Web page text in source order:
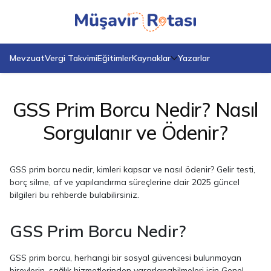
MevzuatVergi TakvimiEğitimlerKaynaklar Yazarlar
GSS Prim Borcu Nedir? Nasıl Sorgulanır ve Ödenir?
GSS Prim Borcu Nedir? Nasıl
Sorgulanır ve Ödenir?
GSS prim borcu nedir, kimleri kapsar ve nasıl ödenir? Gelir testi,
borç silme, af ve yapılandırma süreçlerine dair 2025 güncel
bilgileri bu rehberde bulabilirsiniz.
GSS Prim Borcu Nedir?
GSS prim borcu, herhangi bir sosyal güvencesi bulunmayan